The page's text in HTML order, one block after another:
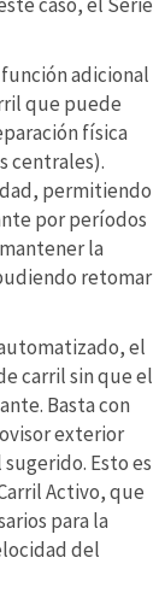
función adicional
que puede
física
centrales).
permitiendo
por períodos
la
retomar
el
carril sin que el
Basta con
exterior
Esto es
Activo, que
para la
del